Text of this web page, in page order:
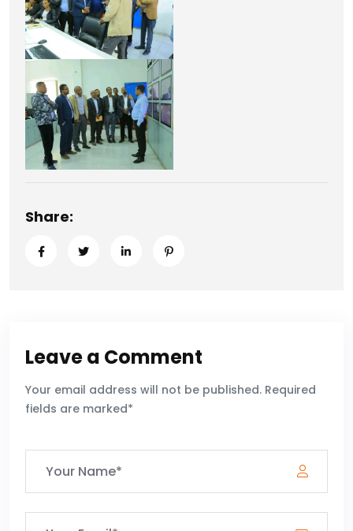
Share:
Leave a Comment
Your email address will not be published. Required
fields are marked*